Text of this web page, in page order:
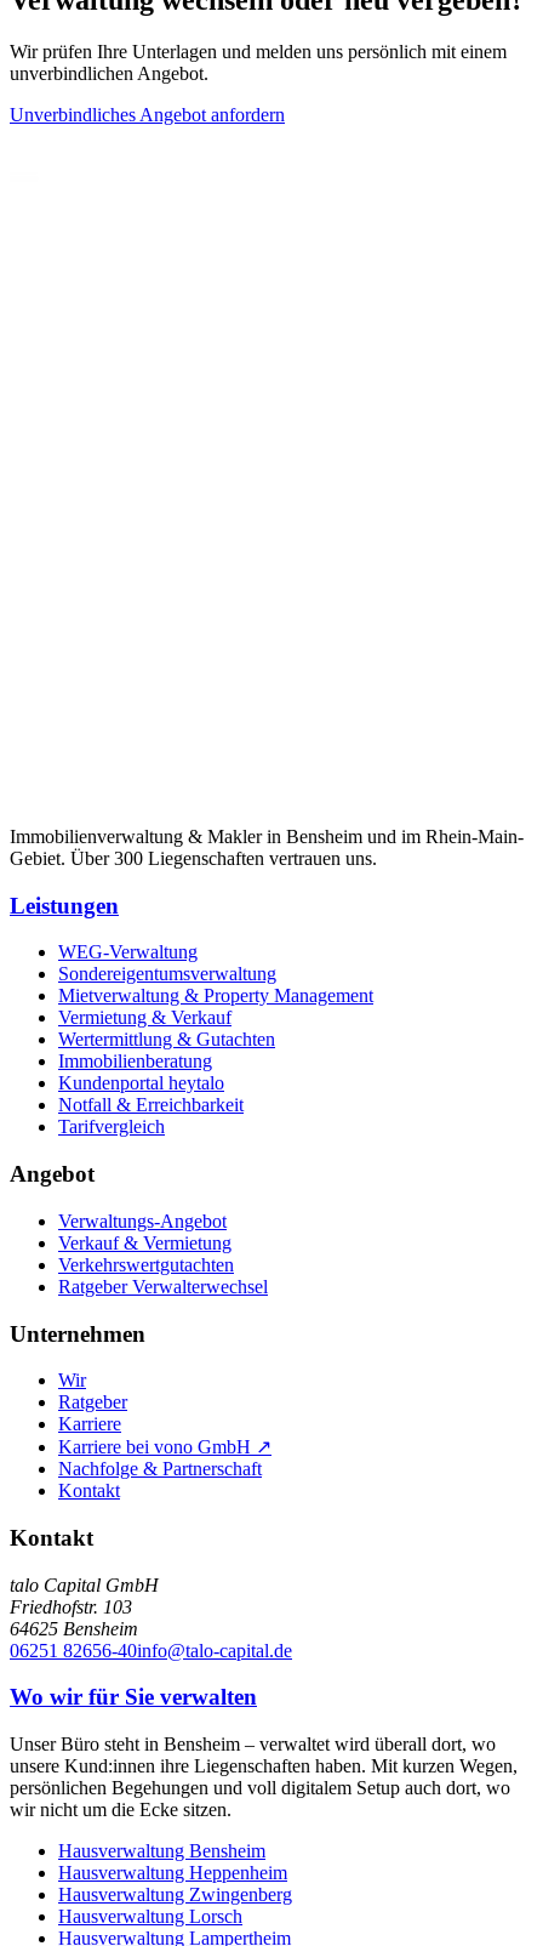
Wir prüfen Ihre Unterlagen und melden uns persönlich mit einem
unverbindlichen Angebot.
Unverbindliches Angebot anfordern
Immobilienverwaltung & Makler in Bensheim und im Rhein-Main-
Gebiet. Über 300 Liegenschaften vertrauen uns.
Leistungen
WEG-Verwaltung
Sondereigentumsverwaltung
Mietverwaltung & Property Management
Vermietung & Verkauf
Wertermittlung & Gutachten
Immobilienberatung
Kundenportal heytalo
Notfall & Erreichbarkeit
Tarifvergleich
Angebot
Verwaltungs-Angebot
Verkauf & Vermietung
Verkehrswertgutachten
Ratgeber Verwalterwechsel
Unternehmen
Wir
Ratgeber
Karriere
Karriere bei vono GmbH ↗
Nachfolge & Partnerschaft
Kontakt
Kontakt
talo Capital GmbH
Friedhofstr. 103
64625 Bensheim
06251 82656-40info@talo-capital.de
Wo wir für Sie verwalten
Unser Büro steht in Bensheim – verwaltet wird überall dort, wo
unsere Kund:innen ihre Liegenschaften haben. Mit kurzen Wegen,
persönlichen Begehungen und voll digitalem Setup auch dort, wo
wir nicht um die Ecke sitzen.
Hausverwaltung Bensheim
Hausverwaltung Heppenheim
Hausverwaltung Zwingenberg
Hausverwaltung Lorsch
Hausverwaltung Lampertheim